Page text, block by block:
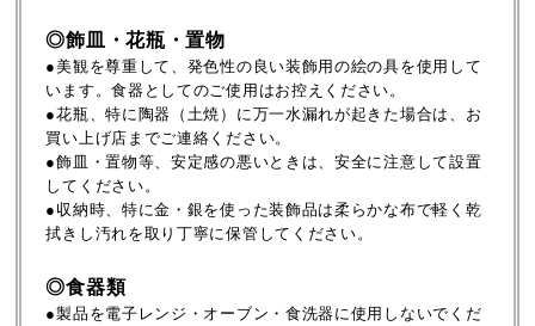
◎飾皿・花瓶・置物
●美観を尊重して、発色性の良い装飾用の絵の具を使用して
います。食器としてのご使用はお控えください。
●花瓶、特に陶器（土焼）に万一水漏れが起きた場合は、お
買い上げ店までご連絡ください。
●飾皿・置物等、安定感の悪いときは、安全に注意して設置
してください。
●収納時、特に金・銀を使った装飾品は柔らかな布で軽く乾
拭きし汚れを取り丁寧に保管してください。
◎食器類
●製品を電子レンジ・オーブン・食洗器に使用しないでくだ